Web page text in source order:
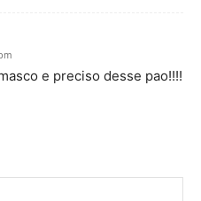
e preciso desse pao!!!!